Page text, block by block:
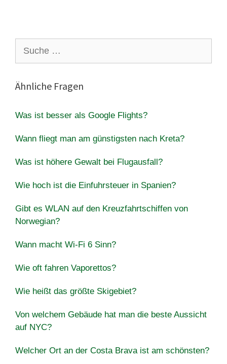
nach:
Ähnliche Fragen
Was ist besser als Google Flights?
Wann fliegt man am günstigsten nach Kreta?
Was ist höhere Gewalt bei Flugausfall?
Wie hoch ist die Einfuhrsteuer in Spanien?
Gibt es WLAN auf den Kreuzfahrtschiffen von
Norwegian?
Wann macht Wi-Fi 6 Sinn?
Wie oft fahren Vaporettos?
Wie heißt das größte Skigebiet?
Von welchem ​​Gebäude hat man die beste Aussicht
auf NYC?
Welcher Ort an der Costa Brava ist am schönsten?